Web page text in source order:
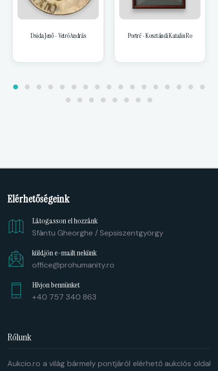
Dsida Jenő - Vetró András Portré - Kosztándi Katalin Ro
Elérhetőségeink
Látogasson el hozzánk
Sfântu Gheorghe / Sepsiszentgyörgy
küldjön e-mailt nekünk
office@prohumanity.ro
Hívjon bennünket
+40 757 340 863
Rólunk
Aukcio.ro a világ bármely pontjáról elérhető aukciós oldal